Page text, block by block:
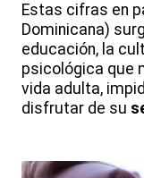
Estas cifras en
Dominicana)
educación, la
psicológica que
vida adulta,
disfrutar de su